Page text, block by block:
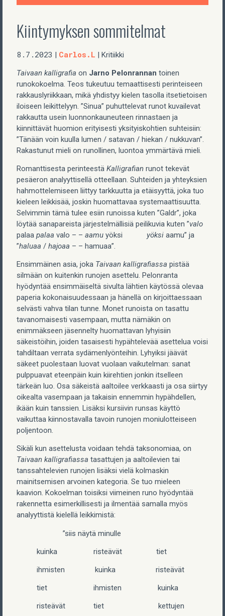
Kiintymyksen sommitelmat
8.7.2023 | Carlos.L | Kritiikki
Taivaan kalligrafia on Jarno Pelonrannan toinen
runokokoelma. Teos tukeutuu temaattisesti perinteiseen
rakkauslyriikkaan, mikä yhdistyy kielen tasolla itsetietoisen
iloiseen leikittelyyn. ”Sinua” puhuttelevat runot kuvailevat
rakkautta usein luonnonkauneuteen rinnastaen ja
kiinnittävät huomion erityisesti yksityiskohtien suhteisiin:
”Tänään voin kuulla lumen / satavan / hiekan / nukkuvan”.
Rakastunut mieli on runollinen, luontoa ymmärtävä mieli.
Romanttisesta perinteestä Kalligrafian runot tekevät
pesäeron analyyttisellä otteellaan. Suhteiden ja yhteyksien
hahmottelemiseen liittyy tarkkuutta ja etäisyyttä, joka tuo
kieleen leikkisää, joskin huomattavaa systemaattisuutta.
Selvimmin tämä tulee esiin runoissa kuten ”Galdr”, joka
löytää sanapareista järjestelmällisiä peilikuvia kuten ”valo
palaa palaa valo – – aamu yöksi yöksi aamu” ja
”haluaa / hajoaa – – hamuaa”.
Ensimmäinen asia, joka Taivaan kalligrafiassa pistää
silmään on kuitenkin runojen asettelu. Pelonranta
hyödyntää ensimmäiseltä sivulta lähtien käytössä olevaa
paperia kokonaisuudessaan ja hänellä on kirjoittaessaan
selvästi vahva tilan tunne. Monet runoista on tasattu
tavanomaisesti vasempaan, mutta nämäkin on
enimmäkseen jäsennelty huomattavan lyhyisiin
säkeistöihin, joiden tasaisesti hypähtelevää asettelua voisi
tahdiltaan verrata sydämenlyönteihin. Lyhyiksi jäävät
säkeet puolestaan luovat vuolaan vaikutelman: sanat
pulppuavat eteenpäin kuin kiirehtien jonkin itselleen
tärkeän luo. Osa säkeistä aaltoilee verkkaasti ja osa siirtyy
oikealta vasempaan ja takaisin ennemmin hypähdellen,
ikään kuin tanssien. Lisäksi kursiivin runsas käyttö
vaikuttaa kiinnostavalla tavoin runojen moniulotteiseen
poljentoon.
Sikäli kun asettelusta voidaan tehdä taksonomiaa, on
Taivaan kalligrafiassa tasattujen ja aaltoilevien tai
tanssahtelevien runojen lisäksi vielä kolmaskin
mainitsemisen arvoinen kategoria. Se tuo mieleen
kaavion. Kokoelman toisiksi viimeinen runo hyödyntää
rakennetta esimerkillisesti ja ilmentää samalla myös
analyyttistä kielellä leikkimistä:
”siis näytä minulle
kuinka risteävät tiet
ihmisten kuinka risteävät
tiet ihmisten kuinka
risteävät tiet kettujen